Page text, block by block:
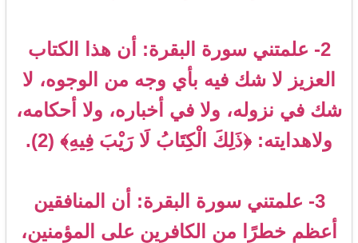
2- علمتني سورة البقرة: أن هذا الكتاب
العزيز لا شك فيه بأي وجه من الوجوه، لا
شك في نزوله، ولا في أخباره، ولا أحكامه،
ولاهدايته: ﴿ذَلِكَ الْكِتَابُ لَا رَيْبَ فِيهِ﴾ (2).
3- علمتني سورة البقرة: أن المنافقين
أعظم خطرًا من الكافرين على المؤمنين،